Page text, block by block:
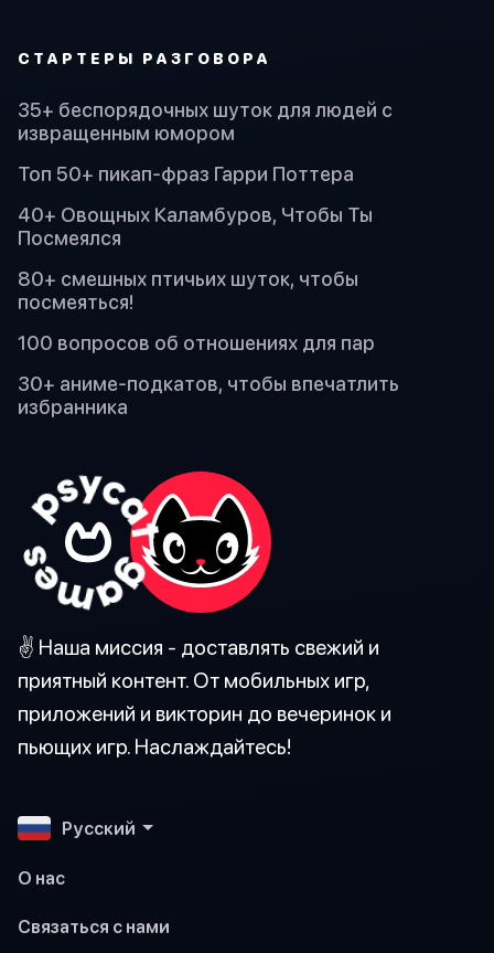
СТАРТЕРЫ РАЗГОВОРА
35+ беспорядочных шуток для людей с
извращенным юмором
Топ 50+ пикап-фраз Гарри Поттера
40+ Овощных Каламбуров, Чтобы Ты
Посмеялся
80+ смешных птичьих шуток, чтобы
посмеяться!
100 вопросов об отношениях для пар
30+ аниме-подкатов, чтобы впечатлить
избранника
✌️ Наша миссия - доставлять свежий и
приятный контент. От мобильных игр,
приложений и викторин до вечеринок и
пьющих игр. Наслаждайтесь!
Pусский
О нас
Связаться с нами